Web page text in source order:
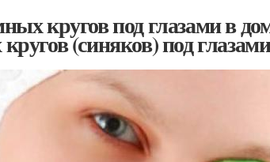
кругов под глазами в
(синяков) под